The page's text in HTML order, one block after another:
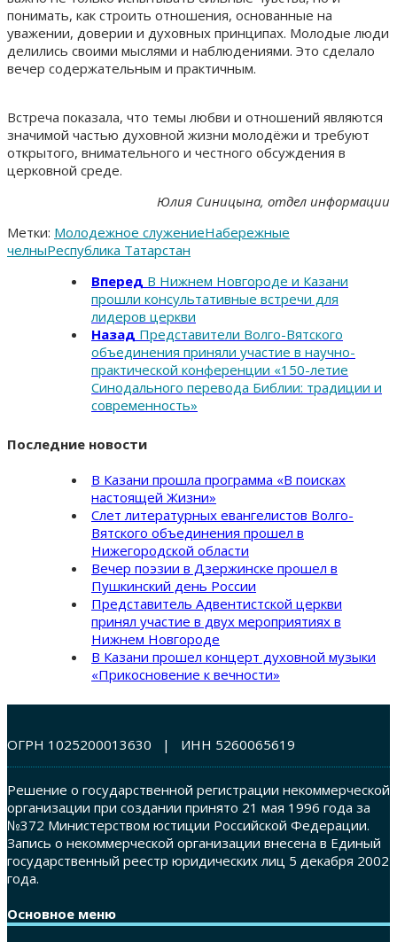
понимать, как строить отношения, основанные на
уважении, доверии и духовных принципах. Молодые люди
делились своими мыслями и наблюдениями. Это сделало
вечер содержательным и практичным.
Встреча показала, что темы любви и отношений являются
значимой частью духовной жизни молодёжи и требуют
открытого, внимательного и честного обсуждения в
церковной среде.
Юлия Синицына, отдел информации
Метки: Молодежное служениеНабережные
челныРеспублика Татарстан
Вперед В Нижнем Новгороде и Казани
прошли консультативные встречи для
лидеров церкви
Назад Представители Волго-Вятского
объединения приняли участие в научно-
практической конференции «150-летие
Синодального перевода Библии: традиции и
современность»
Последние новости
В Казани прошла программа «В поисках
настоящей Жизни»
Слет литературных евангелистов Волго-
Вятского объединения прошел в
Нижегородской области
Вечер поэзии в Дзержинске прошел в
Пушкинский день России
Представитель Адвентистской церкви
принял участие в двух мероприятиях в
Нижнем Новгороде
В Казани прошел концерт духовной музыки
«Прикосновение к вечности»
ОГРН 1025200013630 | ИНН 5260065619
Решение о государственной регистрации некоммерческой
организации при создании принято 21 мая 1996 года за
№372 Министерством юстиции Российской Федерации.
Запись о некоммерческой организации внесена в Единый
государственный реестр юридических лиц 5 декабря 2002
года.
Основное меню